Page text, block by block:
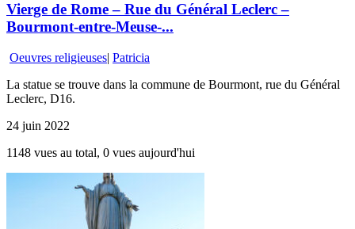
Vierge de Rome – Rue du Général Leclerc –
Bourmont-entre-Meuse-...
Oeuvres religieuses| Patricia
La statue se trouve dans la commune de Bourmont, rue du Général
Leclerc, D16.
24 juin 2022
1148 vues au total, 0 vues aujourd'hui